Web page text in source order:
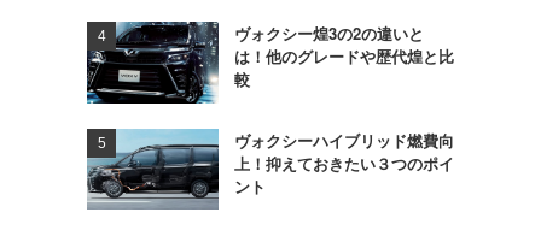
ヴォクシー煌3の2の違いと
は！他のグレードや歴代煌と比
較
ヴォクシーハイブリッド燃費向
上！抑えておきたい３つのポイ
ント